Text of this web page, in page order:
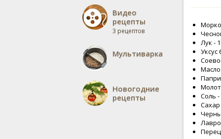
Видео
рецепты
3 рецептов
Мультиварка
Новогодние
рецепты
Лук -
Уксус
Масло
Соль